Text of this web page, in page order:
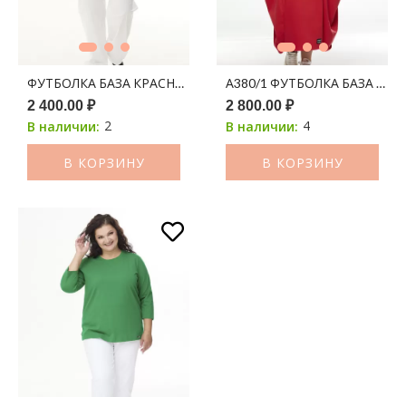
ФУТБОЛКА БАЗА КРАСНАЯ
2 400.00 ₽
В наличии: 2
В КОРЗИНУ
А380/1 ФУТБОЛКА БАЗА
2 800.00 ₽
В наличии: 4
В КОРЗИНУ